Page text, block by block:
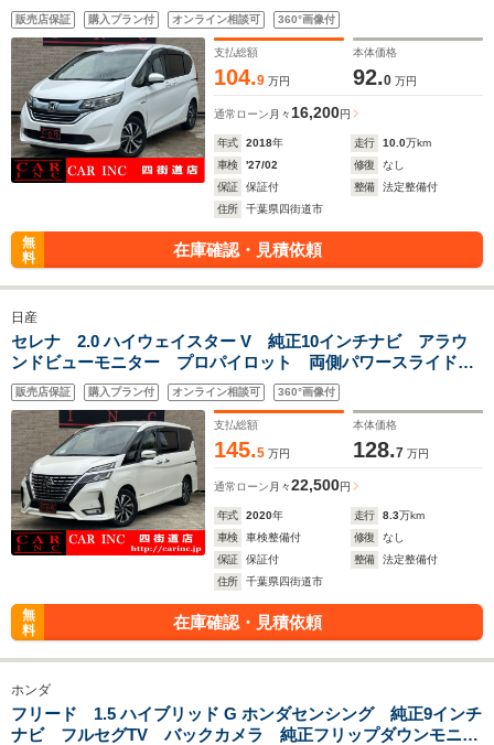
ロール 衝突被害軽減ブレーキ ビルトインETC ハーフレザ
ーシート シートヒーター LEDヘッドライト 純正アルミ
販売店保証 購入プラン付 オンライン相談可 360°画像付
支払総額
104.9 万円
本体価格
92.0 万円
通常ローン 月々 16,200円
年式 2018年 走行 10.0万km
車検
'27/02 修復
なし
保証
保証付 整備
法定整備付
住所
千葉県四街道市
無
料
在庫確認・見積依頼
日産
セレナ 2.0 ハイウェイスター V 純正10インチナビ アラウ
ンドビューモニター プロパイロット 両側パワースライドド
ア 衝突被害軽減ブレーキ クリアランスソナー LEDヘッド
ライト ブラインドスポットモニター Wエアコン 純正アル
ミ
販売店保証 購入プラン付 オンライン相談可 360°画像付
支払総額
145.5 万円
本体価格
128.7 万円
通常ローン 月々22,500円
年式 2020年 走行 8.3万km
車検
車検整備付 修復
なし
保証
保証付 整備
法定整備付
住所
千葉県四街道市
無
料
在庫確認・見積依頼
ホンダ
フリード 1.5 ハイブリッド G ホンダセンシング 純正9インチ
ナビ フルセグTV バックカメラ 純正フリップダウンモニタ